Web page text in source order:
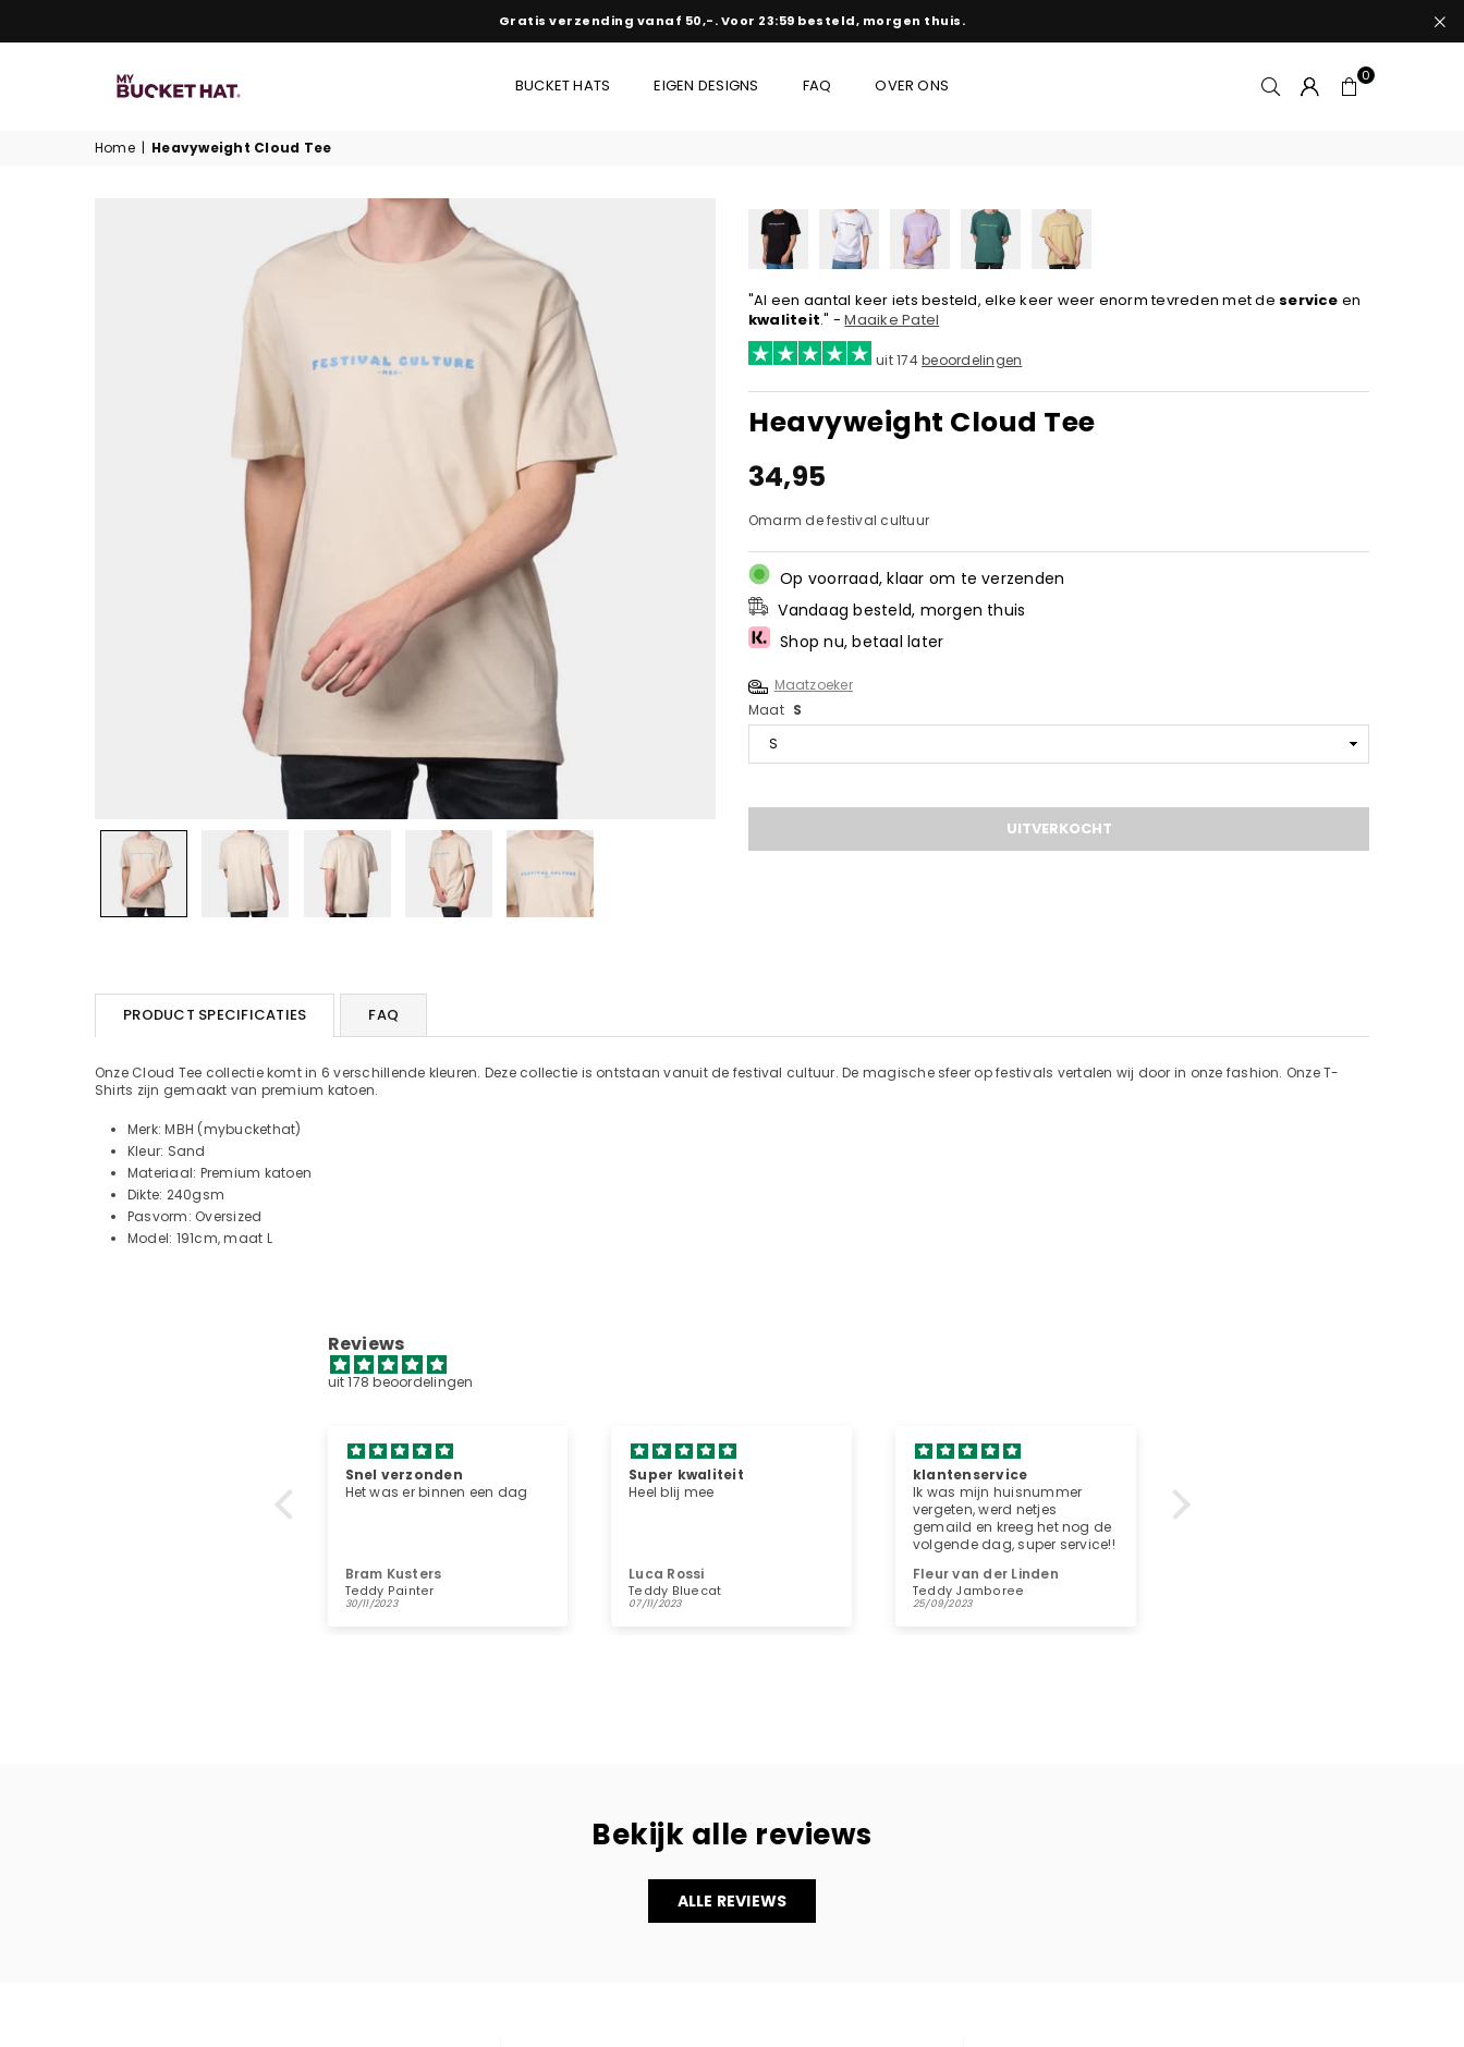
Gratis verzending vanaf 50,-. Voor 23:59 besteld, morgen thuis.
BUCKET HATS EIGEN DESIGNS FAQ OVER ONS 0
Home | Heavyweight Cloud Tee
"Al een aantal keer iets besteld, elke keer weer enorm tevreden met de service en
kwaliteit." -Maaike Patel
uit 174beoordelingen
Heavyweight Cloud Tee
Normale
34,95
Omarm de festival cultuur
Op voorraad, klaar om te verzenden
Vandaag besteld, morgen thuis
Shop nu, betaal later
Maatzoeker
Maat S
UITVERKOCHT
PRODUCT SPECIFICATIES FAQ
Onze Cloud Tee collectie komt in 6 verschillende kleuren. Deze collectie is ontstaan vanuit de festival cultuur. De magische sfeer op festivals vertalen wij door in onze fashion. Onze T-
Shirts zijn gemaakt van premium katoen.
Merk: MBH (mybuckethat)
Kleur: Sand
Materiaal: Premium katoen
Dikte: 240gsm
Pasvorm: Oversized
Model: 191cm, maat L
Reviews
uit 178 beoordelingen
Super kwaliteit
Heel blij mee
Luca Rossi
Teddy Bluecat
07/11/2023
klantenservice
Ik was mijn huisnummer
Fleur van der Linden
Teddy Jamboree
25/09/2023
Materiaal
Erg goed en stevig materiaal
Liv Smit
mybuckethat.nl
18/08/2023
Bekijk alle reviews
ALLE REVIEWS